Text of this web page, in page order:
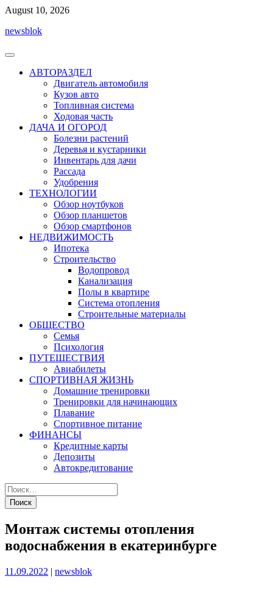
Перейти
содержимому
August 10, 2026
newsblok
АВТОРАЗДЕЛ
Двигатель автомобиля
Кузов авто
Топливная система
Ходовая часть
ДАЧА И ОГОРОД
Болезни растений
Деревья и кустарники
Инвентарь для дачи
Рассада
Удобрения
ТЕХНОЛОГИИ
Обзор ноутбуков
Обзор планшетов
Обзор смартфонов
НЕДВИЖИМОСТЬ
Ипотека
Строительство
Водопровод
Канализация
Полы в квартире
Система отопления
Строительные материалы
ОБЩЕСТВО
Семья
Психология
ПУТЕШЕСТВИЯ
Авиабилеты
СПОРТИВНАЯ ЖИЗНЬ
Домашние тренировки
Тренировки для начинающих
Плавание
Спортивное питание
ФИНАНСЫ
Кредитные карты
Депозиты
Автокредитование
Монтаж системы отопления
водоснабжения в екатеринбурге
Опубликовано
11.09.2022 | Опубликовано
newsblok